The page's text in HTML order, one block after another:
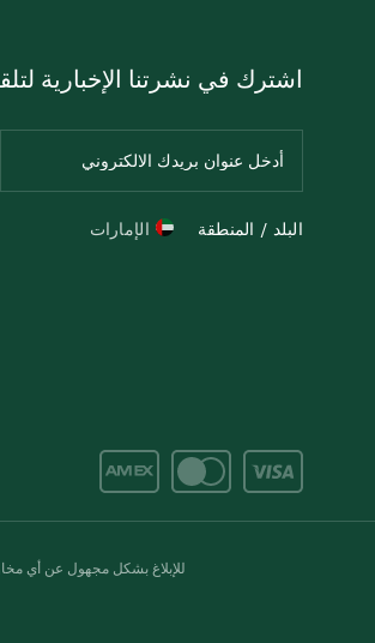
اشترك في نشرتنا الإخبارية
البلد / المنطقة الإمارات
للإبلاغ بشكل مجهول عن أي